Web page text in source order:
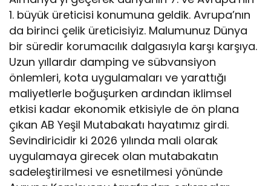
1. büyük üreticisi konumuna geldik. Avrupa’nın
da birinci çelik üreticisiyiz. Malumunuz Dünya
bir süredir korumacılık dalgasıyla karşı karşıya.
Uzun yıllardır damping ve sübvansiyon
önlemleri, kota uygulamaları ve yarattığı
maliyetlerle boğuşurken ardından iklimsel
etkisi kadar ekonomik etkisiyle de ön plana
çıkan AB Yeşil Mutabakatı hayatımız girdi.
Sevindiricidir ki 2026 yılında mali olarak
uygulamaya girecek olan mutabakatın
sadeleştirilmesi ve esnetilmesi yönünde